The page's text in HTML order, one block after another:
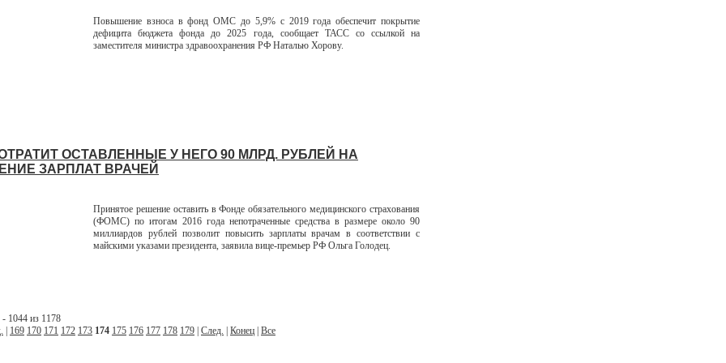
Повышение взноса в фонд ОМС до 5,9% с 2019 года обеспечит покрытие
дефицита бюджета фонда до 2025 года, сообщает ТАСС со ссылкой на
заместителя министра здравоохранения РФ Наталью Хорову.
ОСТАВЛЕННЫЕ У НЕГО 90 МЛРД. РУБЛЕЙ НА
ЗАРПЛАТ ВРАЧЕЙ
Принятое решение оставить в Фонде обязательного медицинского страхования
(ФОМС) по итогам 2016 года непотраченные средства в размере около 90
миллиардов рублей позволит повысить зарплаты врачам в соответствии с
майскими указами президента, заявила вице-премьер РФ Ольга Голодец.
1044 из 1178
169 170 171 172 173 174 175 176 177 178 179 След. Конец Все